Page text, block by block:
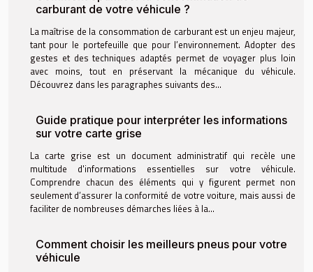
carburant de votre véhicule ?
La maîtrise de la consommation de carburant est un enjeu majeur,
tant pour le portefeuille que pour l’environnement. Adopter des
gestes et des techniques adaptés permet de voyager plus loin
avec moins, tout en préservant la mécanique du véhicule.
Découvrez dans les paragraphes suivants des...
Guide pratique pour interpréter les informations
sur votre carte grise
La carte grise est un document administratif qui recèle une
multitude d'informations essentielles sur votre véhicule.
Comprendre chacun des éléments qui y figurent permet non
seulement d’assurer la conformité de votre voiture, mais aussi de
faciliter de nombreuses démarches liées à la...
Comment choisir les meilleurs pneus pour votre
véhicule